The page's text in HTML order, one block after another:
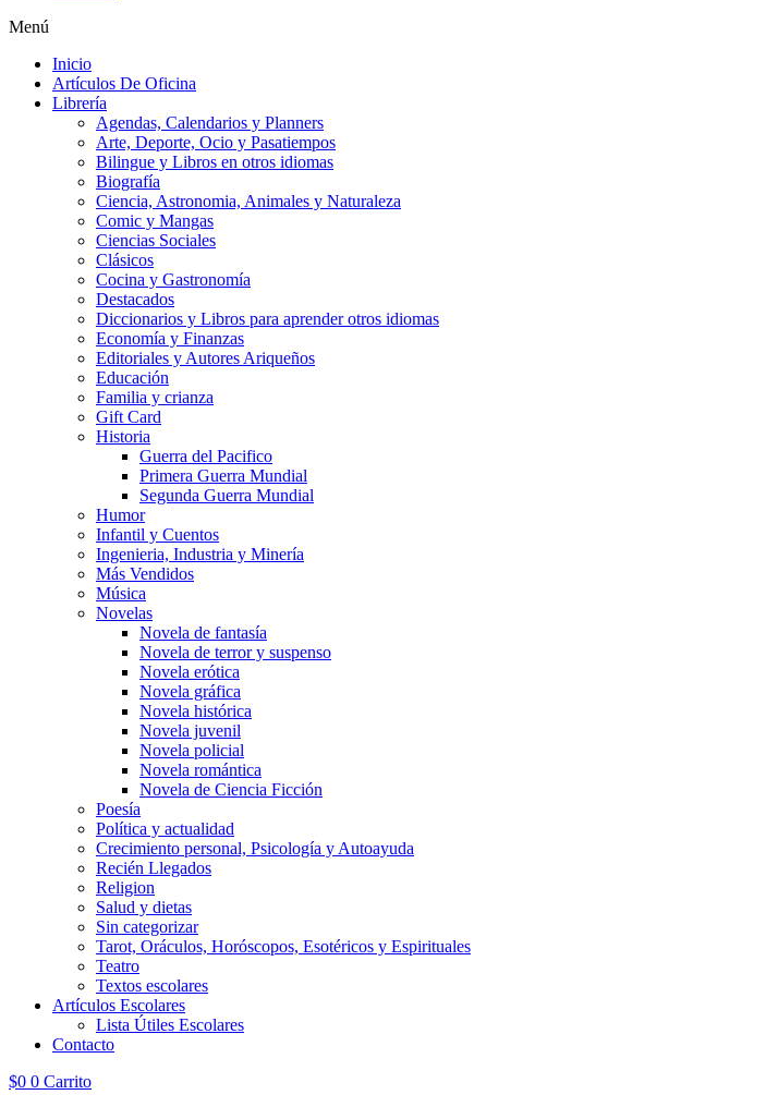
Menú
Inicio
Artículos De Oficina
Librería
Agendas, Calendarios y Planners
Arte, Deporte, Ocio y Pasatiempos
Bilingue y Libros en otros idiomas
Biografía
Ciencia, Astronomia, Animales y Naturaleza
Comic y Mangas
Ciencias Sociales
Clásicos
Cocina y Gastronomía
Destacados
Diccionarios y Libros para aprender otros idiomas
Economía y Finanzas
Editoriales y Autores Ariqueños
Educación
Familia y crianza
Gift Card
Historia
Guerra del Pacifico
Primera Guerra Mundial
Segunda Guerra Mundial
Humor
Infantil y Cuentos
Ingenieria, Industria y Minería
Más Vendidos
Música
Novelas
Novela de fantasía
Novela de terror y suspenso
Novela erótica
Novela gráfica
Novela histórica
Novela juvenil
Novela policial
Novela romántica
Novela de Ciencia Ficción
Poesía
Política y actualidad
Crecimiento personal, Psicología y Autoayuda
Recién Llegados
Religion
Salud y dietas
Sin categorizar
Tarot, Oráculos, Horóscopos, Esotéricos y Espirituales
Teatro
Textos escolares
Artículos Escolares
Lista Útiles Escolares
Contacto
$0 0 Carrito